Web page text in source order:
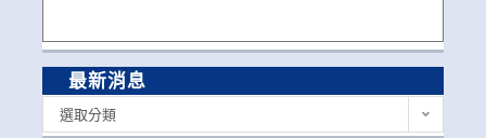
最新消息
選取分類